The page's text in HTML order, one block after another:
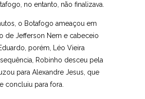
no entanto, não finalizava.
o Botafogo ameaçou em
de Jefferson Nem e cabeceio
porém, Léo Vieira
Robinho desceu pela
para Alexandre Jesus, que
concluiu para fora.